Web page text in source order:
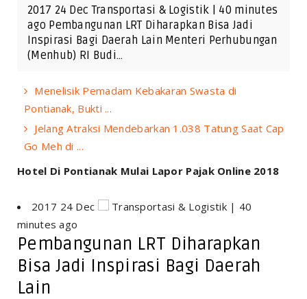
2017 24 Dec Transportasi & Logistik | 40 minutes
ago Pembangunan LRT Diharapkan Bisa Jadi
Inspirasi Bagi Daerah Lain Menteri Perhubungan
(Menhub) RI Budi…
Menelisik Pemadam Kebakaran Swasta di
Pontianak, Bukti ...
Jelang Atraksi Mendebarkan 1.038 Tatung Saat Cap
Go Meh di ...
Hotel Di Pontianak Mulai Lapor Pajak Online 2018
2017 24 Dec
Transportasi & Logistik | 40
minutes ago
Pembangunan LRT Diharapkan
Bisa Jadi Inspirasi Bagi Daerah
Lain